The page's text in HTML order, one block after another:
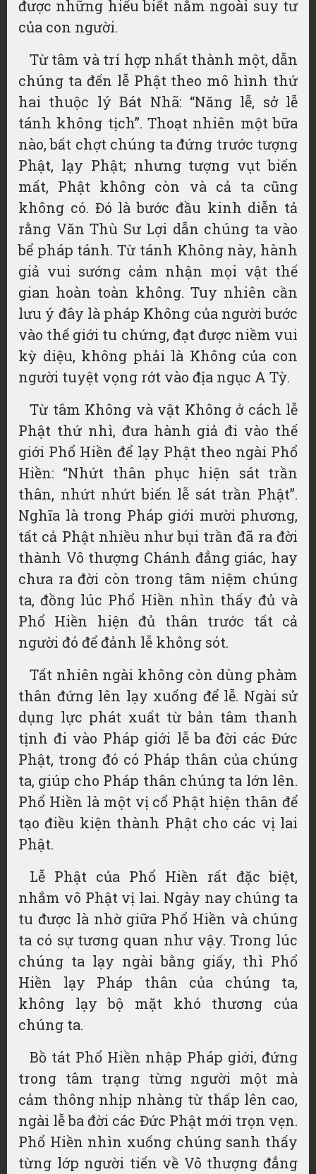
được những hiểu biết nằm ngoài suy tư
của con người.
Từ tâm và trí hợp nhất thành một, dẫn
chúng ta đến lễ Phật theo mô hình thứ
hai thuộc lý Bát Nhã: “Năng lễ, sở lễ
tánh không tịch”. Thoạt nhiên một bữa
nào, bất chợt chúng ta đứng trước tượng
Phật, lạy Phật; nhưng tượng vụt biến
mất, Phật không còn và cả ta cũng
không có. Đó là bước đầu kinh diễn tả
rằng Văn Thù Sư Lợi dẫn chúng ta vào
bể pháp tánh. Từ tánh Không này, hành
giả vui sướng cảm nhận mọi vật thế
gian hoàn toàn không. Tuy nhiên cần
lưu ý đây là pháp Không của người bước
vào thế giới tu chứng, đạt được niềm vui
kỳ diệu, không phải là Không của con
người tuyệt vọng rớt vào địa ngục A Tỳ.
Từ tâm Không và vật Không ở cách lễ
Phật thứ nhì, đưa hành giả đi vào thế
giới Phổ Hiền để lạy Phật theo ngài Phổ
Hiền: “Nhứt thân phục hiện sát trần
thân, nhứt nhứt biến lễ sát trần Phật”.
Nghĩa là trong Pháp giới mười phương,
tất cả Phật nhiều như bụi trần đã ra đời
thành Vô thượng Chánh đẳng giác, hay
chưa ra đời còn trong tâm niệm chúng
ta, đồng lúc Phổ Hiền nhìn thấy đủ và
Phổ Hiền hiện đủ thân trước tất cả
người đó để đảnh lễ không sót.
Tất nhiên ngài không còn dùng phàm
thân đứng lên lạy xuống để lễ. Ngài sử
dụng lực phát xuất từ bản tâm thanh
tịnh đi vào Pháp giới lễ ba đời các Đức
Phật, trong đó có Pháp thân của chúng
ta, giúp cho Pháp thân chúng ta lớn lên.
Phổ Hiền là một vị cổ Phật hiện thân để
tạo điều kiện thành Phật cho các vị lai
Phật.
Lễ Phật của Phổ Hiền rất đặc biệt,
nhắm vô Phật vị lai. Ngày nay chúng ta
tu được là nhờ giữa Phổ Hiền và chúng
ta có sự tương quan như vậy. Trong lúc
chúng ta lạy ngài bằng giấy, thì Phổ
Hiền lạy Pháp thân của chúng ta,
không lạy bộ mặt khó thương của
chúng ta.
Bồ tát Phổ Hiền nhập Pháp giới, đứng
trong tâm trạng từng người một mà
cảm thông nhịp nhàng từ thấp lên cao,
ngài lễ ba đời các Đức Phật mới trọn vẹn.
Phổ Hiền nhìn xuống chúng sanh thấy
từng lớp người tiến về Vô thượng đẳng